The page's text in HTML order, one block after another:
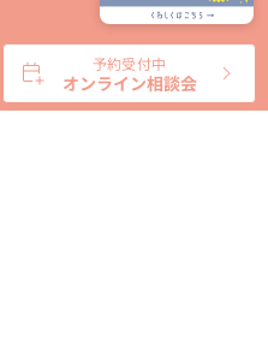
予約受付中
オンライン相談会